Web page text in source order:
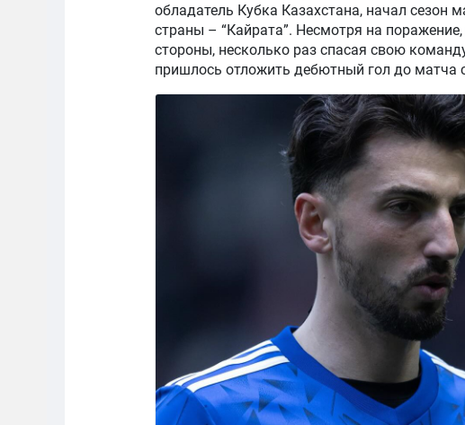
обладатель Кубка Казахстана, начал сезон
страны – “Кайрата”. Несмотря на
стороны, несколько раз спасая свою
пришлось отложить дебютный гол до матча с